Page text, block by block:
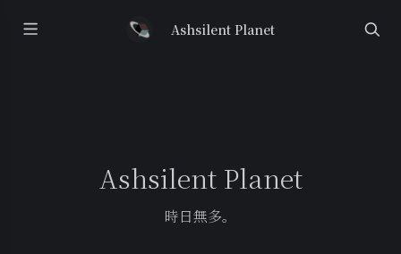
Ashsilent Planet
Ashsilent Planet
時日無多。